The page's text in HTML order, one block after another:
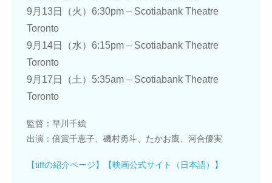
9月13日（火）6:30pm – Scotiabank Theatre
Toronto
9月14日（水）6:15pm – Scotiabank Theatre
Toronto
9月17日（土）5:35am – Scotiabank Theatre
Toronto
監督：早川千絵
出演：倍賞千恵子、磯村勇斗、たかお鷹、河合優実
【tiffの紹介ページ】 【映画公式サイト（日本語）】